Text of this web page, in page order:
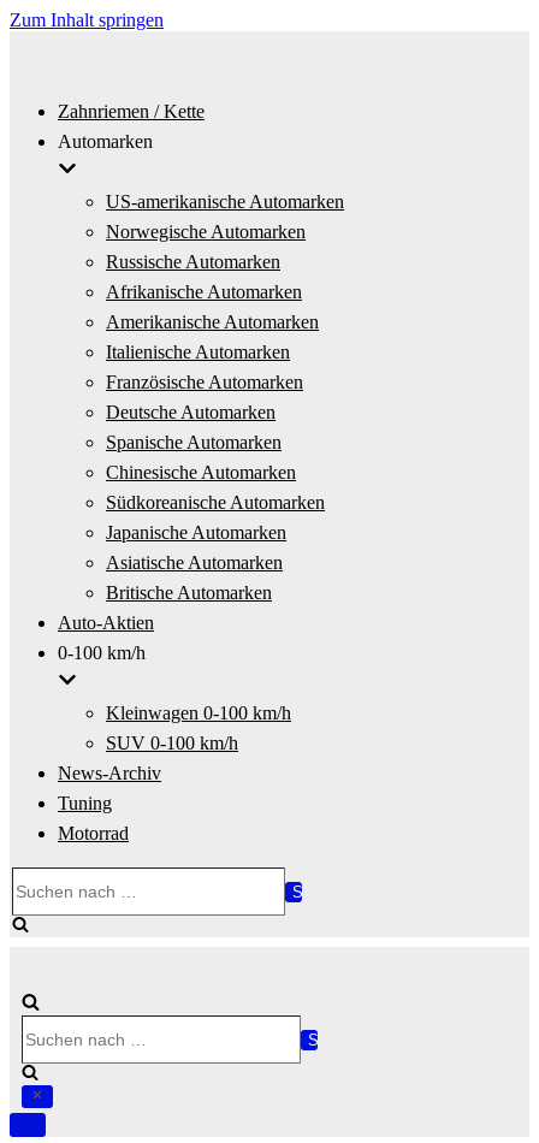
Zum Inhalt springen
Zahnriemen / Kette
Automarken
US-amerikanische Automarken
Norwegische Automarken
Russische Automarken
Afrikanische Automarken
Amerikanische Automarken
Italienische Automarken
Französische Automarken
Deutsche Automarken
Spanische Automarken
Chinesische Automarken
Südkoreanische Automarken
Japanische Automarken
Asiatische Automarken
Britische Automarken
Auto-Aktien
0-100 km/h
Kleinwagen 0-100 km/h
SUV 0-100 km/h
News-Archiv
Tuning
Motorrad
nach …
nach …
Navigation